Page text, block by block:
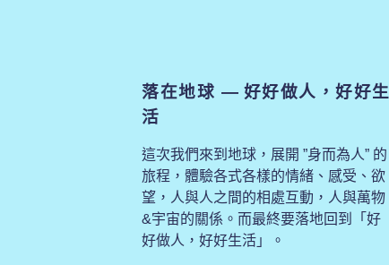
落在地球 — 好好做人，好好生
活
這次我們來到地球，展開 ”身而為人” 的
旅程，體驗各式各樣的情緒、感受、欲
望，人與人之間的相處互動，人與萬物
&宇宙的關係。而最終要落地回到「好
好做人，好好生活」。